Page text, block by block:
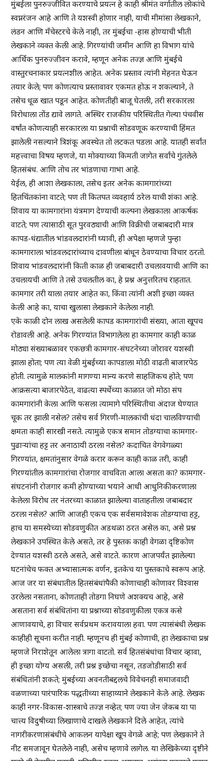
मुंबईला पुनरुज्जीवित करण्याचे प्रयत्न हे काही श्रीमंत वर्गातील लोकांचे
स्वप्नरंजन आहे आणि ते यशस्वी होणार नाही, याची मीमांसा लेखकाने,
लंडन आणि मँचेस्टरचे केले नाही, तर मुंबईचा -हास होण्याची भीती
लेखकाने व्यक्त केली आहे. गिरण्यांची जमीन आणि हा विभाग यांचे
आर्थिक पुनरुज्जीवन करावे, म्हणून अनेक तज्ज्ञ आणि मुंबईचे
वास्तुरचनाकार प्रयत्नशील आहेत. अनेक प्रस्ताव त्यांनी मेहनत घेऊन
तयार केले; पण कोणत्याच प्रस्तावावर एकमत होऊ न शकल्याने, ते
तसेच धूळ खात पडून आहेत. कोणतीही बाजू घेतली, तरी सरकारला
विरोधाला तोंड द्यावे लागते. अस्थिर राजकीय परिस्थितीत गेल्या पंचवीस
वर्षांत कोणत्याही सरकारला या प्रश्नाची सोडवणूक करण्याची हिंमत
झालेली नसल्याने त्रिशंकू अवस्थेत तो लटकत पडला आहे. यातही सर्वांत
महत्त्वाचा विषय म्हणजे, या मोक्याच्या किमती जागेत सर्वांचे गुंतलेले
हितसंबंध. आणि तोच तर भांडणाचा गाभा आहे.
येईल, ही आशा लेखकाला, तसेच इतर अनेक कामगारांच्या
हितचिंतकांना वाटते; पण ती कितपत व्यवहार्य ठरेल याची शंका आहे.
शिवाय या कामगारांना यंत्रमाग देण्याची कल्पना लेखकाला आकर्षक
वाटते; पण त्यासाठी सूत पुरवठ्याची आणि विक्रीची जबाबदारी मात्र
कापड-धंद्यातील भांडवलदारांनी घ्यावी, ही अपेक्षा म्हणजे पुन्हा
कामगाराला भांडवलदारांच्याच दावणीला बांधून ठेवण्याचा विचार ठरतो.
शिवाय भांडवलदारांनी किती काळ ही जबाबदारी उचलावयाची आणि का
उचलायची आणि ते तसे उचलतील का, हे प्रश्न अनुत्तरितच राहतात.
कामगार तरी याला तयार आहेत का, किंवा त्यांनी अशी इच्छा व्यक्त
केली आहे का, याचा खुलासा लेखकाने केलेला नाही.
एके काळी दोन लाख असलेली कापड कामगारांची संख्या, आता खूपच
रोडावली आहे. अनेक गिरण्यांत विभागलेला हा कामगार काही काळ
मोठ्या संख्याबळावर एकछत्री कामगार-संघटनेच्या जोरावर यशस्वी
झाला होता; पण त्या वेळी मुंबईच्या कापडाला मोठी वाढती बाजारपेठ
होती. त्यामुळे मालकांनी मागण्या मान्य करणे साहजिकच होते; पण
आक्रसत्या बाजारपेठेत, वाढत्या स्पर्धेच्या काळात जो मोठा संप
कामगारांनी केला आणि फसला त्यामागे परिस्थितीचा अंदाज घेण्यात
चूक तर झाली नसेल? तसेच सर्व गिरणी-मालकांची धंदा चालविण्याची
क्षमता काही सारखी नसते. त्यामुळे एकत्र समान तोडग्याचा कामगार-
पुढाऱ्यांचा हट्ट तर अनाठायी ठरला नसेल? कदाचित वेगवेगळ्या
गिरण्यांत, क्षमतांनुसार वेगळे करार करून काही काळ तरी, काही
गिरण्यांतील कामगारांचा रोजगार वाचविता आला असता का? कामगार-
संघटनांनी रोजगार कमी होण्याच्या भयाने आधी आधुनिकीकरणाला
केलेला विरोध तर नंतरच्या काळात झालेल्या वाताहतीला जबाबदार
ठरला नसेल? आणि आजही एकच एक सर्वसमावेशक तोडग्याचा हट्ट,
हाच या समस्येच्या सोडवणुकीत अडथळा ठरत असेल का, असे प्रश्न
लेखकाने उपस्थित केले असते, तर हे पुस्तक काही वेगळा दृष्टिकोण
देण्यात यशस्वी ठरले असते, असे वाटते. कारण आजपर्यंत झालेल्या
घटनांचेच फक्त अभ्यासात्मक वर्णन, इतकेच या पुस्तकाचे स्वरूप आहे.
आज जर या संबंधातील हितसंबंधांपैकी कोणाचाही कोणावर विश्वास
उरलेला नसताना, कोणताही तोडगा निघणे अशक्यच आहे, असे
असताना सर्व संबंधितांना या प्रश्नाच्या सोडवणुकीला एकत्र कसे
आणावयाचे, हा विचार सर्वप्रथम करावयाला हवा. पण त्यासंबंधी लेखक
काहीही सूचना करीत नाही. म्हणूनच ही मुंबई कोणाची, हा लेखकाचा प्रश्न
म्हणजे निराशेतून आलेला त्रागा वाटतो. सर्व हितसंबंधांचा विचार व्हावा,
ही इच्छा योग्य असली, तरी प्रश्न इच्छेचा नसून, तडजोडीसाठी सर्व
संबंधितांनी शकते; मुंबईच्या अवनतीबद्दलचे विवेचनही समाजवादी
वळणाच्या पारंपारिक पद्धतीच्या साहाय्याने लेखकाने केले आहे. लेखक
काही नगर-विकास-शास्त्राचे तज्ज्ञ नव्हेत; पण ज्या जेन जेकब या पा
चात्त्य विदुषीच्या लिखाणाचे दाखले लेखकाने दिले आहेत, त्यांचे
नागरीकरणासंबंधीचे आकलन यापेक्षा खूप वेगळे आहे; पण लेखकाने ते
नीट समजावून घेतलेले नाही, असेच म्हणावे लागेल. या लेखिकेच्या दृष्टीने